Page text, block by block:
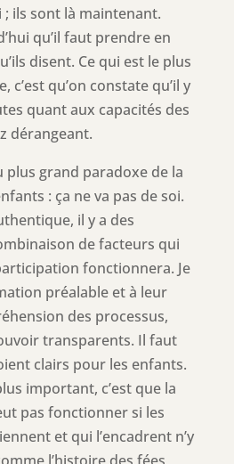
; ils sont là maintenant.
qu’il faut prendre en
disent. Ce qui est le plus
qu’on constate qu’il y
quant aux capacités des
dérangeant.
plus grand paradoxe de la
: ça ne va pas de soi.
il y a des
de facteurs qui
fonctionnera. Je
préalable et à leur
des processus,
transparents. Il faut
clairs pour les enfants.
important, c’est que la
pas fonctionner si les
et qui l’encadrent n’y